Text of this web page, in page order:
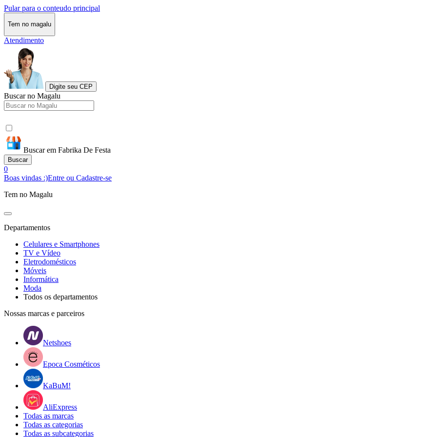
Pular para o conteudo principal
Tem no magalu
Atendimento
Digite seu CEP
Buscar no Magalu
Buscar em Fabrika De Festa
Buscar
0
Boas vindas :)Entre ou Cadastre-se
Tem no Magalu
Departamentos
Celulares e Smartphones
TV e Vídeo
Eletrodomésticos
Móveis
Informática
Moda
Todos os departamentos
Nossas marcas e parceiros
Netshoes
Epoca Cosméticos
KaBuM!
AliExpress
Todas as marcas
Todas as categorias
Todas as subcategorias